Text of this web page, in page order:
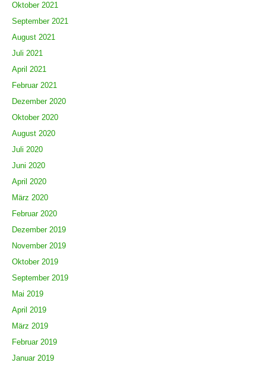
Oktober 2021
September 2021
August 2021
Juli 2021
April 2021
Februar 2021
Dezember 2020
Oktober 2020
August 2020
Juli 2020
Juni 2020
April 2020
März 2020
Februar 2020
Dezember 2019
November 2019
Oktober 2019
September 2019
Mai 2019
April 2019
März 2019
Februar 2019
Januar 2019